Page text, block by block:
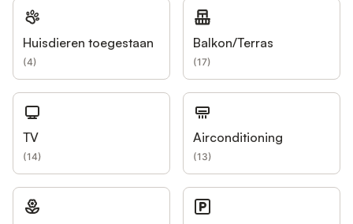
Huisdieren toegestaan
(4)
Balkon/Terras
(17)
TV
(14)
Airconditioning
(13)